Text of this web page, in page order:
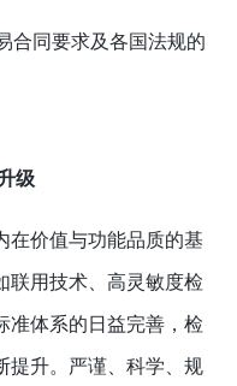
合同要求及各国法规的
级
在价值与功能品质的基
联用技术、高灵敏度检
准体系的日益完善，检
提升。严谨、科学、规